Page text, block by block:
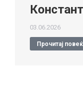
03.06.2026
Прочитај